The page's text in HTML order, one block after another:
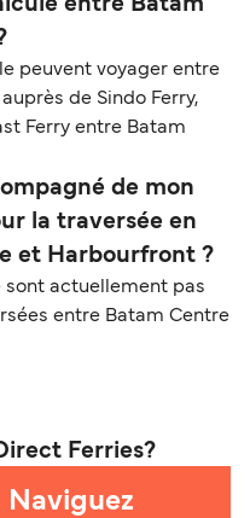
entre Batam
peuvent voyager entre
de Sindo Ferry,
Ferry entre Batam
de mon
la traversée en
et Harbourfront ?
sont actuellement pas
entre Batam Centre
Ferries?
Naviguez